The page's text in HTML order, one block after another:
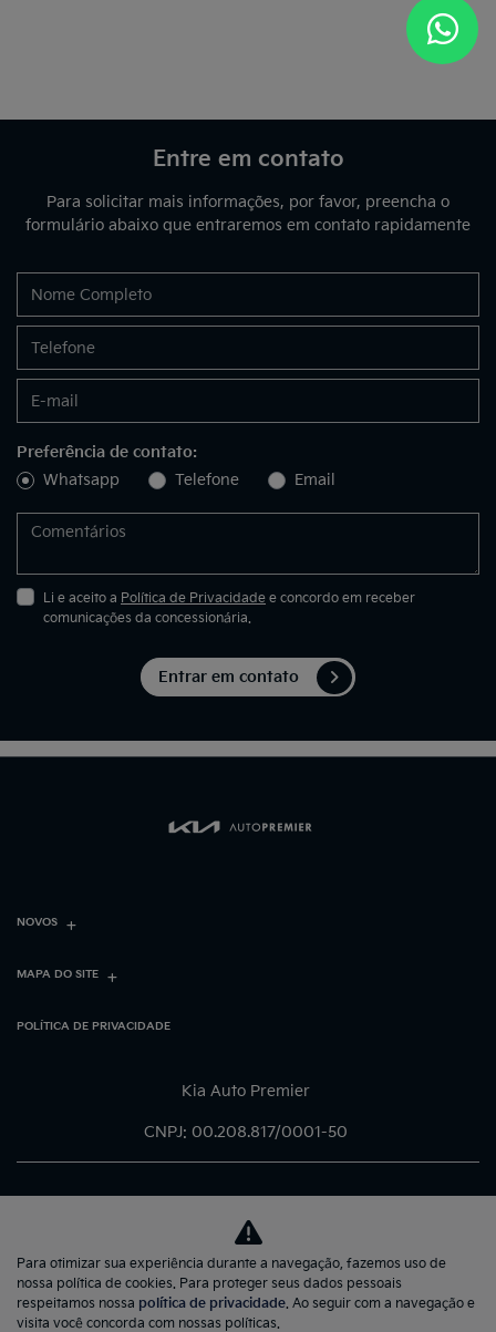
Entre em contato
Para solicitar mais informações, por favor, preencha o
formulário abaixo que entraremos em contato rapidamente
Preferência de contato:
Whatsapp
Telefone Email
Li e aceito a Política de Privacidade e concordo em receber
comunicações da concessionária.
Entrar em contato
NOVOS
MAPA DO SITE
POLÍTICA DE PRIVACIDADE
Kia Auto Premier
CNPJ: 00.208.817/0001-50
No trânsito, enxergar o outro
salva vidas.
Para otimizar sua experiência durante a navegação, fazemos uso de
nossa política de cookies. Para proteger seus dados pessoais
respeitamos nossa política de privacidade. Ao seguir com a navegação e
visita você concorda com nossas políticas.